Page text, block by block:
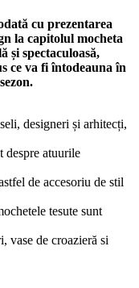
cu prezentarea
la capitolul mocheta
și spectaculoasă,
ce va fi întodeauna în
designeri și arhitecți,
despre atuurile
de accesoriu de stil
tesute sunt
vase de croazieră si